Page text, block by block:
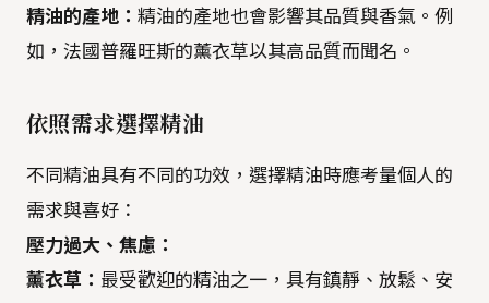
精油的產地： 精油的產地也會影響其品質與香氣。例
如，法國普羅旺斯的薰衣草以其高品質而聞名。
依照需求選擇精油
不同精油具有不同的功效，選擇精油時應考量個人的
需求與喜好：
壓力過大、焦慮：
薰衣草： 最受歡迎的精油之一，具有鎮靜、放鬆、安